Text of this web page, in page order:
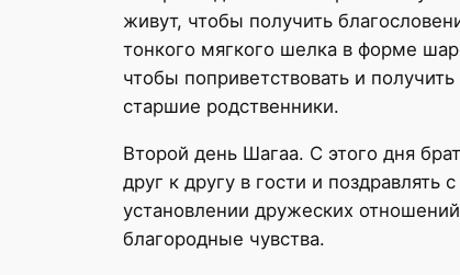
живут, чтобы получить
тонкого мягкого шелка в форме
чтобы поприветствовать и
старшие родственники.
Второй день Шагаа. С этого дня
друг к другу в гости и
установлении дружеских
благородные чувства.